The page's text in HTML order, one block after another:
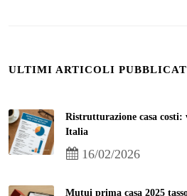
ULTIMI ARTICOLI
Ristrutturazione casa costi:
Italia
16/02/2026
Mutui prima casa 2025